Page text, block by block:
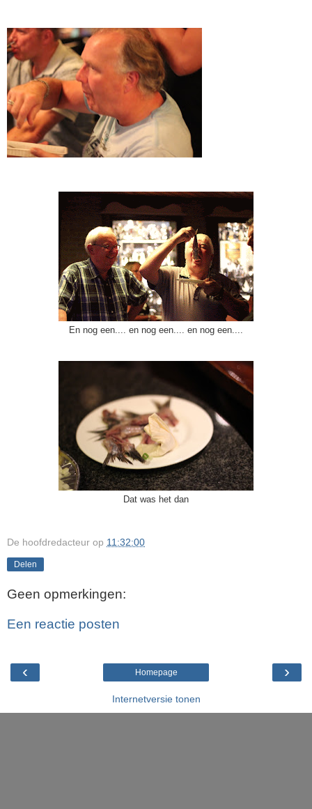
En nog een.... en nog een.... en nog een....
Dat was het dan
De hoofdredacteur op 11:32:00
Delen
Geen opmerkingen:
Een reactie posten
‹ ›
Homepage
Internetversie tonen